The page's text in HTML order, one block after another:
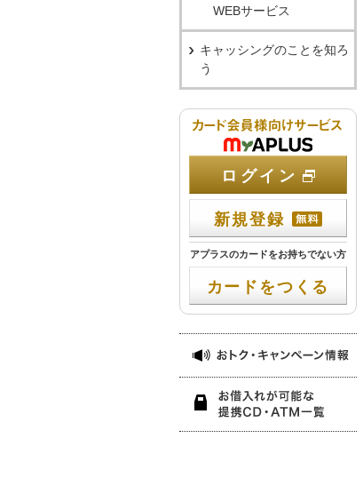
WEBサービス
キャッシングのことを知ろ
う
ログイン
新規登録
アプラスのカードをお持ちでない方
カードをつくる